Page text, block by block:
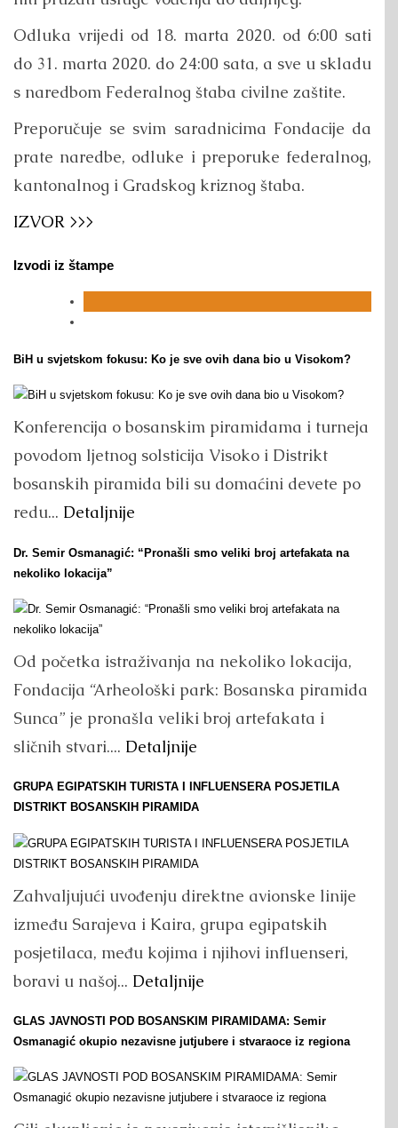
Odluka vrijedi od 18. marta 2020. od 6:00 sati
do 31. marta 2020. do 24:00 sata, a sve u skladu
s naredbom Federalnog štaba civilne zaštite.
Preporučuje se svim saradnicima Fondacije da
prate naredbe, odluke i preporuke federalnog,
kantonalnog i Gradskog kriznog štaba.
IZVOR >>>
Izvodi iz štampe
BiH u svjetskom fokusu: Ko je sve ovih dana bio u Visokom?
Konferencija o bosanskim piramidama i turneja
povodom ljetnog solsticija Visoko i Distrikt
bosanskih piramida bili su domaćini devete po
redu... Detaljnije
Dr. Semir Osmanagić: “Pronašli smo veliki broj artefakata na
nekoliko lokacija”
Od početka istraživanja na nekoliko lokacija,
Fondacija “Arheološki park: Bosanska piramida
Sunca” je pronašla veliki broj artefakata i
sličnih stvari.... Detaljnije
GRUPA EGIPATSKIH TURISTA I INFLUENSERA POSJETILA
DISTRIKT BOSANSKIH PIRAMIDA
Zahvaljujući uvođenju direktne avionske linije
između Sarajeva i Kaira, grupa egipatskih
posjetilaca, među kojima i njihovi influenseri,
boravi u našoj... Detaljnije
GLAS JAVNOSTI POD BOSANSKIM PIRAMIDAMA: Semir
Osmanagić okupio nezavisne jutjubere i stvaraoce iz regiona